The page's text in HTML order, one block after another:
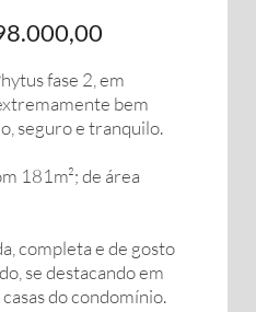
fase 2, em
bem
seguro e tranquilo.
181m²; de área
completa e de gosto
se destacando em
do condomínio.